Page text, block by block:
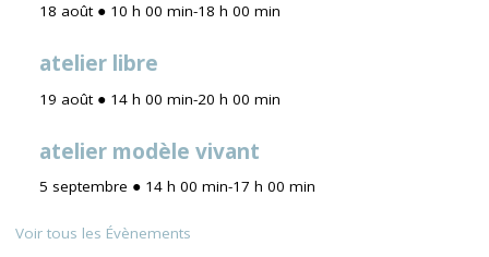
18 août ● 10 h 00 min-18 h 00 min
atelier libre
19 août ● 14 h 00 min-20 h 00 min
atelier modèle vivant
5 septembre ● 14 h 00 min-17 h 00 min
Voir tous les Évènements